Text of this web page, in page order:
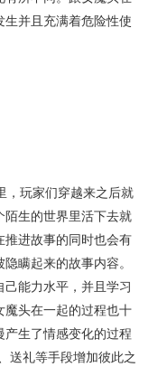
并且充满着危险性使
玩家们穿越来之后就
陌生的世界里活下去就
推进故事的同时也会有
瞒起来的故事内容。
能力水平，并且学习
魔头在一起的过程也十
生了情感变化的过程
送礼等手段增加彼此之